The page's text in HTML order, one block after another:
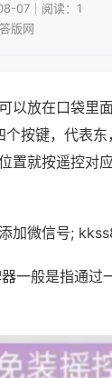
07｜阅读：1
版网
以放在口袋里
按键，代表
置就按遥控对
加微信号;
一般是指通过